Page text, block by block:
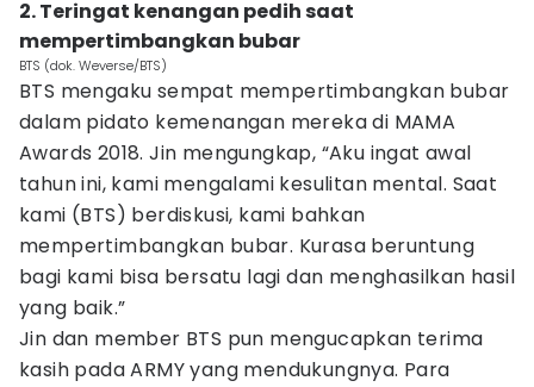
2. Teringat kenangan pedih saat
mempertimbangkan bubar
BTS (dok. Weverse/BTS)
BTS mengaku sempat mempertimbangkan bubar
dalam pidato kemenangan mereka di MAMA
Awards 2018. Jin mengungkap, “Aku ingat awal
tahun ini, kami mengalami kesulitan mental. Saat
kami (BTS) berdiskusi, kami bahkan
mempertimbangkan bubar. Kurasa beruntung
bagi kami bisa bersatu lagi dan menghasilkan hasil
yang baik.”
Jin dan member BTS pun mengucapkan terima
kasih pada ARMY yang mendukungnya. Para